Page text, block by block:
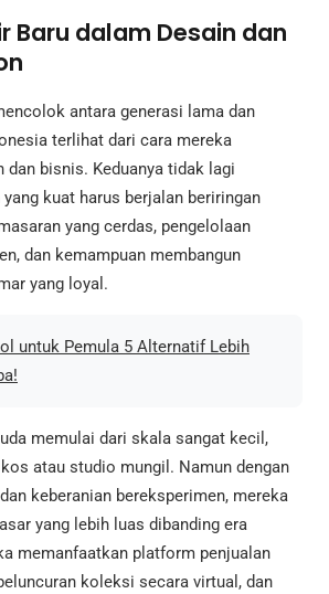
Baru dalam Desain dan
antara generasi lama dan
terlihat dari cara mereka
dan bisnis. Keduanya tidak lagi
kuat harus berjalan beriringan
yang cerdas, pengelolaan
dan kemampuan membangun
yang loyal.
untuk Pemula 5 Alternatif Lebih
memulai dari skala sangat kecil,
atau studio mungil. Namun dengan
keberanian bereksperimen, mereka
yang lebih luas dibanding era
memanfaatkan platform penjualan
koleksi secara virtual, dan